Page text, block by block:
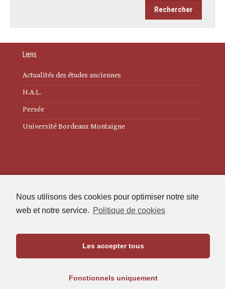
Nous utilisons des cookies pour optimiser notre site
web et notre service. Politique de cookies
Les accepter tous
Fonctionnels uniquement
Liens
Actualités des études anciennes
H.A.L.
Persée
Université Bordeaux Montaigne
Politique de cookies (UE)
Maison de l'Archéologie